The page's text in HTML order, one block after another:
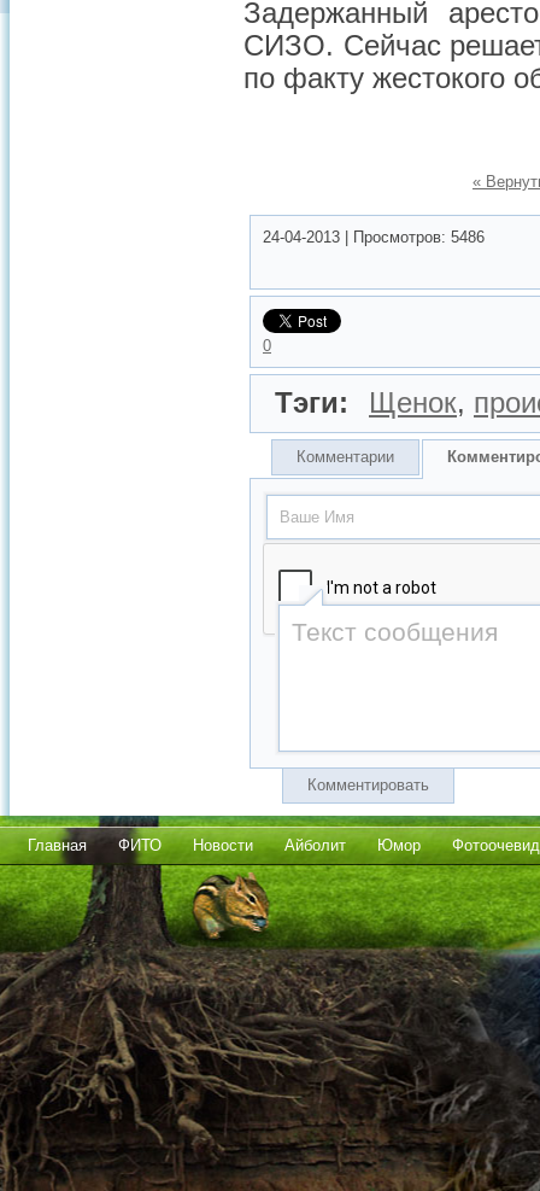
Задержанный
СИЗО. Сейчас
по факту жестокого
«
24-04-2013 Просмотров: 5486
0
Тэги: Щенок,
Комментарии
Комментировать
Главная ФИТО Новости Айболит Юмор